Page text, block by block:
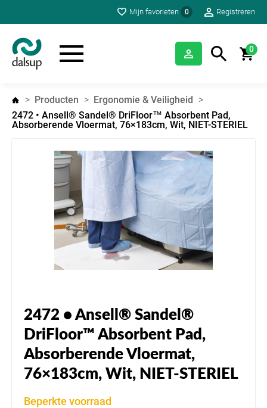
Mijn favorieten 0 Registreren
0
Producten
Ergonomie & Veiligheid
2472 • Ansell® Sandel® DriFloor™ Absorbent Pad,
Absorberende Vloermat, 76×183cm, Wit, NIET-STERIEL
2472 • Ansell® Sandel®
DriFloor™ Absorbent Pad,
Absorberende Vloermat,
76×183cm, Wit, NIET-STERIEL
Beperkte voorraad